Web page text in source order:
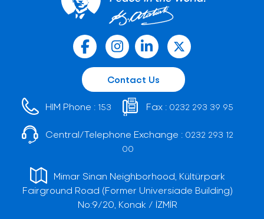
Contact Us
HIM Phone : 153 Fax : 0232 293 39 95
Central/Telephone Exchange : 0232 293 12
00
Mimar Sinan Neighborhood, Kültürpark
Fairground Road (Former Universiade Building)
No:9/20, Konak / İZMİR